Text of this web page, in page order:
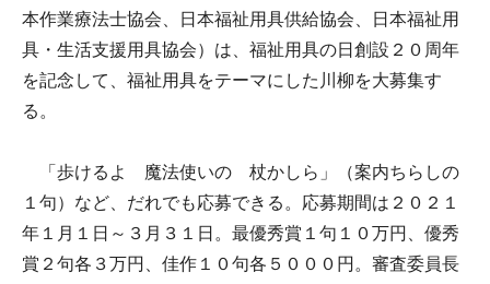
本作業療法士協会、日本福祉用具供給協会、日本福祉用
具・生活支援用具協会）は、福祉用具の日創設２０周年
を記念して、福祉用具をテーマにした川柳を大募集す
る。
「歩けるよ 魔法使いの 杖かしら」（案内ちらしの
１句）など、だれでも応募できる。応募期間は２０２１
年１月１日～３月３１日。最優秀賞１句１０万円、優秀
賞２句各３万円、佳作１０句各５０００円。審査委員長